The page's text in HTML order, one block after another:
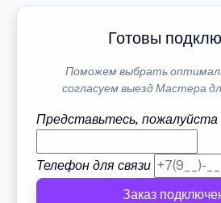
Готовы
Поможем выбрать
согласуем выезд Мастера
Представьтесь, пожалуйста
Телефон для связи
Заказ